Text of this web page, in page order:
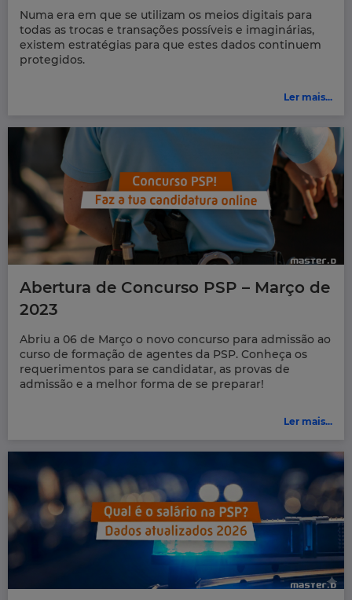
Numa era em que se utilizam os meios digitais para
todas as trocas e transações possíveis e imaginárias,
existem estratégias para que estes dados continuem
protegidos.
Ler mais...
Abertura de Concurso PSP – Março de
2023
Abriu a 06 de Março o novo concurso para admissão ao
curso de formação de agentes da PSP. Conheça os
requerimentos para se candidatar, as provas de
admissão e a melhor forma de se preparar!
Ler mais...